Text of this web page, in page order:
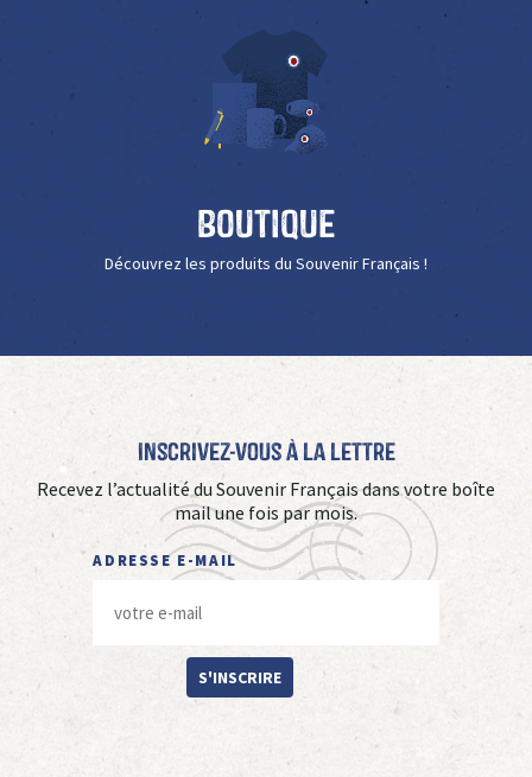
Boutique
Découvrez les produits du Souvenir Français !
Inscrivez-vous à La Lettre
Recevez l’actualité du Souvenir Français dans votre boîte
mail une fois par mois.
ADRESSE E-MAIL
S'INSCRIRE